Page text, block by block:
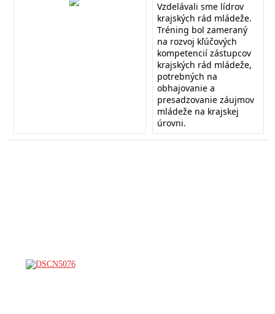
Vzdelávali sme lídrov
krajských rád mládeže.
Tréning bol zameraný
na rozvoj kľúčových
kompetencií zástupcov
krajských rád mládeže,
potrebných na
obhajovanie a
presadzovanie záujmov
mládeže na krajskej
úrovni.